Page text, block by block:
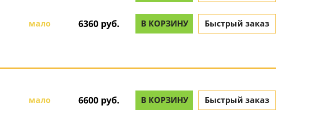
мало 6360 руб. В КОРЗИНУ Быстрый заказ
мало 6600 руб. В КОРЗИНУ Быстрый заказ